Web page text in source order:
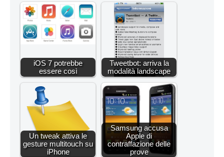
iOS 7 potrebbe
essere così
Tweetbot: arriva la
modalità landscape
Un tweak attiva le
gesture multitouch su
iPhone
Samsung accusa
Apple di
contraffazione delle
prove